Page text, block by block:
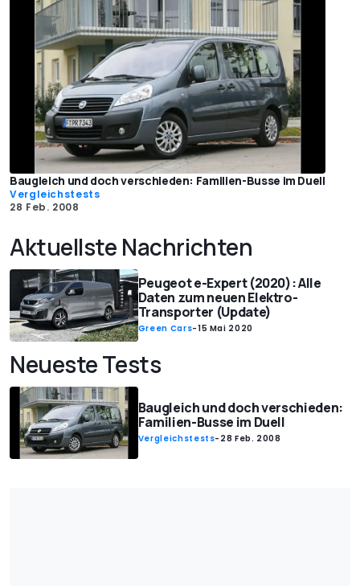
Baugleich und doch verschieden: Familien-Busse im Duell
Vergleichstests
28 Feb. 2008
Aktuellste Nachrichten
Peugeot e-Expert (2020): Alle
Daten zum neuen Elektro-
Transporter (Update)
Green Cars-15 Mai 2020
Neueste Tests
Baugleich und doch verschieden:
Familien-Busse im Duell
Vergleichstests- 28 Feb. 2008